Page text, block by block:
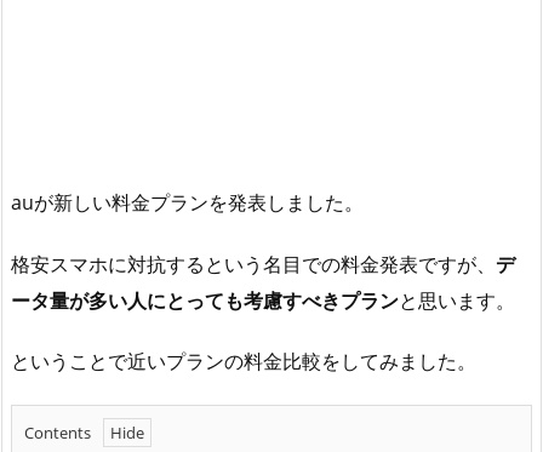
auが新しい料金プランを発表しました。
格安スマホに対抗するという名目での料金発表ですが、 デ
ータ量が多い人にとっても考慮すべきプランと思います。
ということで近いプランの料金比較をしてみました。
Contents